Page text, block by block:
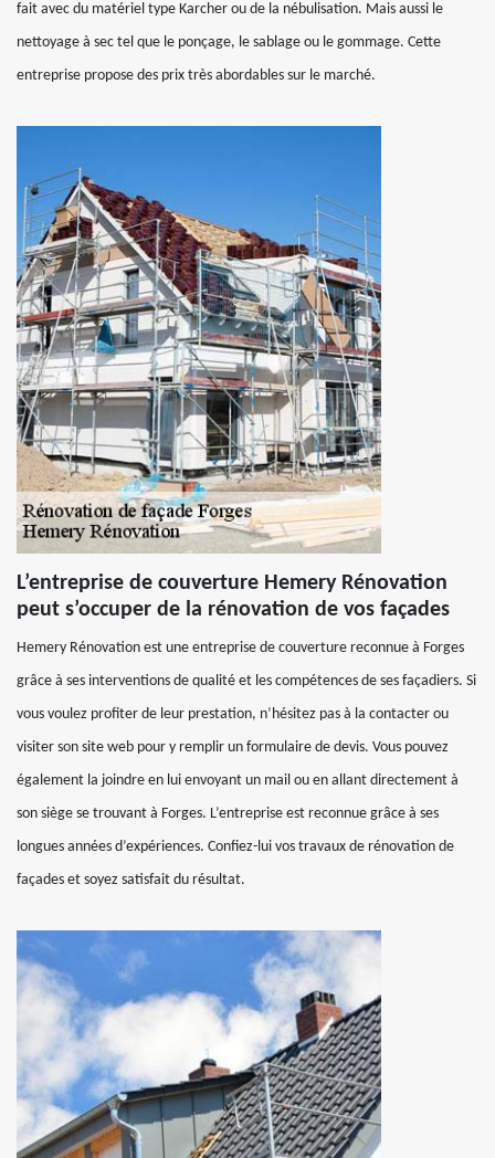
fait avec du matériel type Karcher ou de la nébulisation. Mais aussi le
nettoyage à sec tel que le ponçage, le sablage ou le gommage. Cette
entreprise propose des prix très abordables sur le marché.
L’entreprise de couverture Hemery Rénovation
peut s’occuper de la rénovation de vos façades
Hemery Rénovation est une entreprise de couverture reconnue à Forges
grâce à ses interventions de qualité et les compétences de ses façadiers. Si
vous voulez profiter de leur prestation, n’hésitez pas à la contacter ou
visiter son site web pour y remplir un formulaire de devis. Vous pouvez
également la joindre en lui envoyant un mail ou en allant directement à
son siège se trouvant à Forges. L’entreprise est reconnue grâce à ses
longues années d’expériences. Confiez-lui vos travaux de rénovation de
façades et soyez satisfait du résultat.